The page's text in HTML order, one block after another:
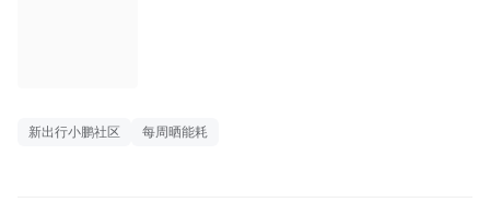
新出行小鹏社区 每周晒能耗